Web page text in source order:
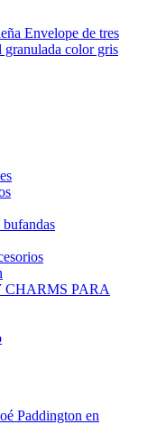
CHARMS PARA